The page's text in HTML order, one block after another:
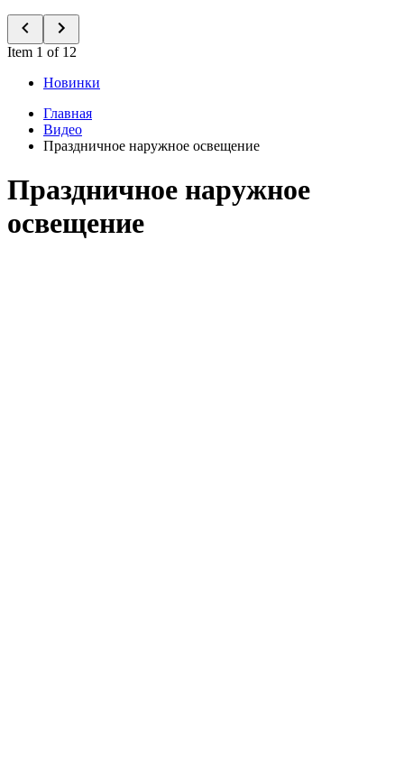
Item 1 of 12
Новинки
Главная
Видео
Праздничное наружное освещение
Праздничное наружное
освещение